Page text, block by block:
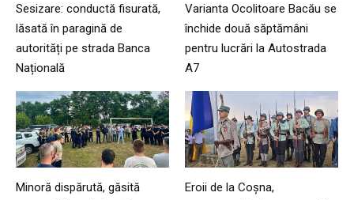
Sesizare: conductă fisurată,
lăsată în paragină de
autorități pe strada Banca
Națională
Varianta Ocolitoare Bacău se
închide două săptămâni
pentru lucrări la Autostrada
A7
Minoră dispărută, găsită
Eroii de la Coșna,